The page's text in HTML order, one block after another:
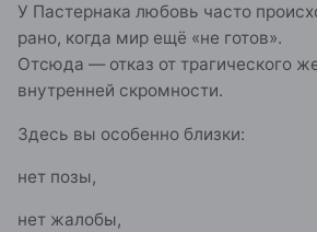
У Пастернака любовь часто
рано, когда мир ещё «не готов».
Отсюда — отказ от трагического
внутренней скромности.
Здесь вы особенно близки:
нет позы,
нет жалобы,